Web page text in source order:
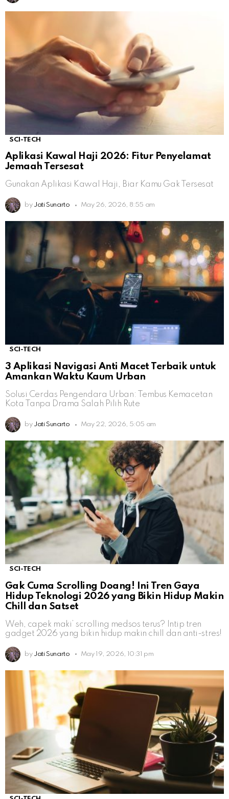
SCI-TECH
Aplikasi Kawal Haji 2026: Fitur Penyelamat
Jemaah Tersesat
Gunakan Aplikasi Kawal Haji, Biar Kamu Gak Tersesat
by Jati Sunarto May 26, 2026, 8:55 am
SCI-TECH
3 Aplikasi Navigasi Anti Macet Terbaik untuk
Amankan Waktu Kaum Urban
Solusi Cerdas Pengendara Urban: Tembus Kemacetan
Kota Tanpa Drama Salah Pilih Rute
by Jati Sunarto May 22, 2026, 5:05 am
SCI-TECH
Gak Cuma Scrolling Doang! Ini Tren Gaya
Hidup Teknologi 2026 yang Bikin Hidup Makin
Chill dan Satset
Weh, capek maki’ scrolling medsos terus? Intip tren
gadget 2026 yang bikin hidup makin chill dan anti-stres!
by Jati Sunarto May 19, 2026, 10:31 pm